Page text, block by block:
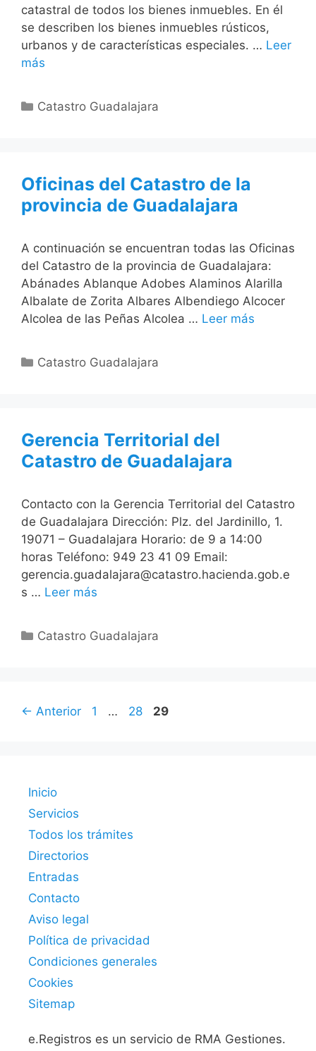
catastral de todos los bienes inmuebles. En él
se describen los bienes inmuebles rústicos,
urbanos y de características especiales. … Leer
más
Categorías
Catastro Guadalajara
Oficinas del Catastro de la
provincia de Guadalajara
A continuación se encuentran todas las Oficinas
del Catastro de la provincia de Guadalajara:
Abánades Ablanque Adobes Alaminos Alarilla
Albalate de Zorita Albares Albendiego Alcocer
Alcolea de las Peñas Alcolea … Leer más
Categorías
Catastro Guadalajara
Gerencia Territorial del
Catastro de Guadalajara
Contacto con la Gerencia Territorial del Catastro
de Guadalajara Dirección: Plz. del Jardinillo, 1.
19071 – Guadalajara Horario: de 9 a 14:00
horas Teléfono: 949 23 41 09 Email:
gerencia.guadalajara@catastro.hacienda.gob.e
s … Leer más
Categorías
Catastro Guadalajara
← Anterior Página
1 … Página
28 Página
29
Inicio
Servicios
Todos los trámites
Directorios
Entradas
Contacto
Aviso legal
Política de privacidad
Condiciones generales
Cookies
Sitemap
e.Registros es un servicio de RMA Gestiones.